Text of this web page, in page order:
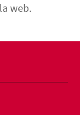
web.